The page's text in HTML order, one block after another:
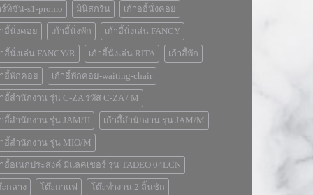
ทิชั่น-s1-promo มินิสกรีน เก้าออี้นั่งคอย
อี้นั่งคอย เก้าอี้นั่งพัก เก้าอี้นั่งเล่น FANCY
อี้นั่งเล่น FANCY/R เก้าอี้นั่งเล่น RITA เก้าอี้พัก
อี้พักคอย เก้าอี้พักคอย-waiting-chair
อี้สำนักงาน รุ่น C-ZA รหัส C-ZA / M
อี้สำนักงาน รุ่น JAM/H เก้าอี้สำนักงาน รุ่น JAM/M
อี้สำนักงาน รุ่น MIO/M
อี้อเนกประสงค์ มีแลคเชอร์ รุ่น TADEO 04LCN
กลาง โต๊ะกาแฟ โต๊ะทำงาน 2 ลิ้นชัก